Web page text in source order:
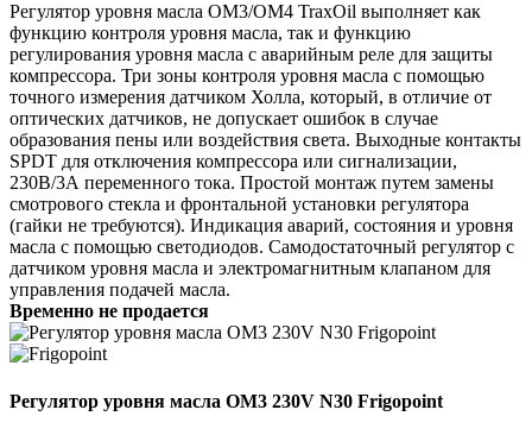
Регулятор уровня масла ОМ3/ОМ4 TraxOil выполняет как
функцию контроля уровня масла, так и функцию
регулирования уровня масла с аварийным реле для защиты
компрессора. Три зоны контроля уровня масла с помощью
точного измерения датчиком Холла, который, в отличие от
оптических датчиков, не допускает ошибок в случае
образования пены или воздействия света. Выходные контакты
SPDT для отключения компрессора или сигнализации,
230В/3А переменного тока. Простой монтаж путем замены
смотрового стекла и фронтальной установки регулятора
(гайки не требуются). Индикация аварий, состояния и уровня
масла с помощью светодиодов. Самодостаточный регулятор с
датчиком уровня масла и электромагнитным клапаном для
управления подачей масла.
Временно не продается
Регулятор уровня масла OM3 230V N30 Frigopoint